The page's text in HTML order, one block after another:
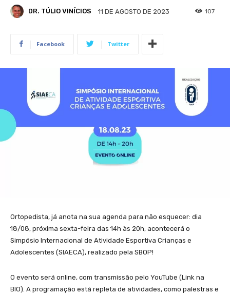
DR. TÚLIO VINÍCIOS 11 DE AGOSTO DE 2023 107
Facebook Twitter
Ortopedista, já anota na sua agenda para não esquecer: dia
18/08, próxima sexta-feira das 14h às 20h, acontecerá o
Simpósio Internacional de Atividade Esportiva Crianças e
Adolescentes (SIAECA), realizado pela SBOP!
O evento será online, com transmissão pelo YouTube (Link na
BIO). A programação está repleta de atividades, como palestras e